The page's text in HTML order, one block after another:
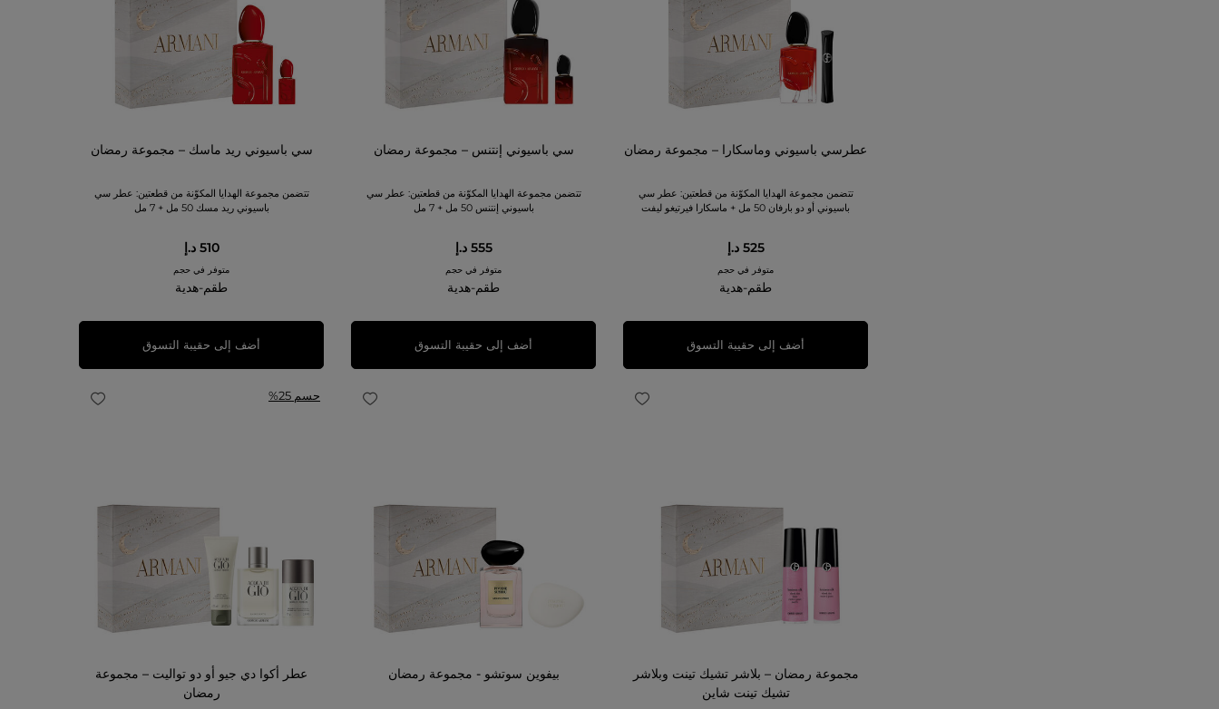
عطرسي باسيوني وماسكارا – مجموعة رمضان
تتضمن مجموعة الهدايا المكوّنة من قطعتين: عطر سي
باسيوني أو دو بارفان 50 مل + ماسكارا فيرتيغو ليفت
525 د.إ
متوفر في حجم
طقم-هدية
أضف إلى حقيبة التسوق
سي باسيوني إنتنس – مجموعة رمضان
تتضمن مجموعة الهدايا المكوّنة من قطعتين: عطر سي
باسيوني إنتنس 50 مل + 7 مل
555 د.إ
متوفر في حجم
طقم-هدية
أضف إلى حقيبة التسوق
سي باسيوني ريد ماسك – مجموعة رمضان
تتضمن مجموعة الهدايا المكوّنة من قطعتين: عطر سي
باسيوني ريد مسك 50 مل + 7 مل
510 د.إ
متوفر في حجم
طقم-هدية
أضف إلى حقيبة التسوق
مجموعة رمضان – بلاشر تشيك تينت وبلاشر
تشيك تينت شاين
بيفوين سوتشو - مجموعة رمضان
حسم 25%
عطر أكوا دي جيو أو دو تواليت – مجموعة
رمضان